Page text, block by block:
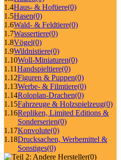
1.4Haus- & Hoftiere(0)
1.5Hasen(0)
1.6Wald- & Feldtiere(0)
1.7Wassertiere(0)
1.8Vögel(0)
1.9Wildnistiere(0)
1.10Woll-Miniaturen(0)
1.11Handspieltiere(0)
1.12Figuren & Puppen(0)
1.13Werbe- & Filmtiere(0)
1.14Roloplan-Drachen(0)
1.15Fahrzeuge & Holzspielzeug(0)
1.16Repliken, Limited Editions &
Sonderserien(0)
1.17Konvolute(0)
1.18Drucksachen, Werbemittel &
Sonstiges(0)
(0)